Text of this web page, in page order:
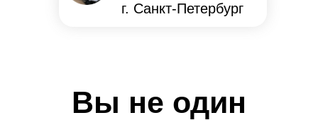
г. Санкт-Петербург
Вы не один